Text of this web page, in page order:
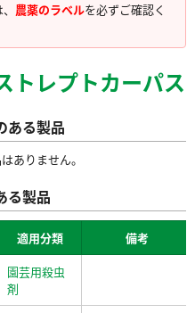
農薬のラベルを必ずご確認く
トレプトカーパス
ある製品
ありません。
る製品
適用分類 備考
園芸用殺虫
剤